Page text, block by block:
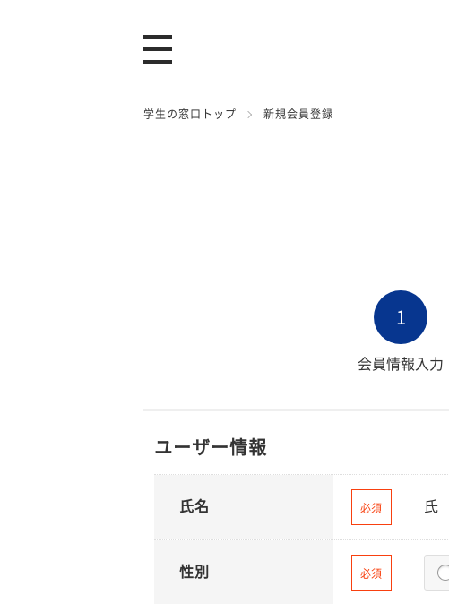
学生の窓口トップ 新規会員登録
1
会員情報入力
ユーザー情報
氏名 必須 氏
性別 必須